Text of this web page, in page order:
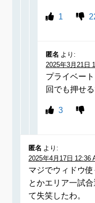
1
匿名 より:
2025年3月21日
プライベー
回でも押せ
3
匿名 より:
2025年4月17日 12:36
マジでウィドウ
とかエリア一試
て失笑したわ。